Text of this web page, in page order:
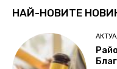
НАЙ-НОВИТЕ